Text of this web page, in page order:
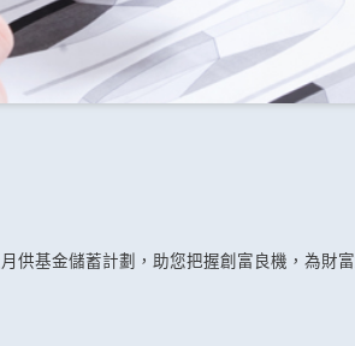
供基金儲蓄計劃，助您把握創富良機，為財富